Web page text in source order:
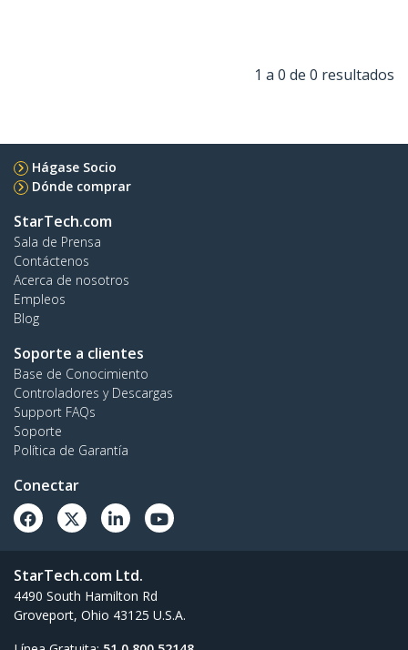
1 a 0 de 0 resultados
Hágase Socio
Dónde comprar
StarTech.com
Sala de Prensa
Contáctenos
Acerca de nosotros
Empleos
Blog
Soporte a clientes
Base de Conocimiento
Controladores y Descargas
Support FAQs
Soporte
Política de Garantía
Conectar
StarTech.com Ltd.
4490 South Hamilton Rd
Groveport, Ohio 43125 U.S.A.